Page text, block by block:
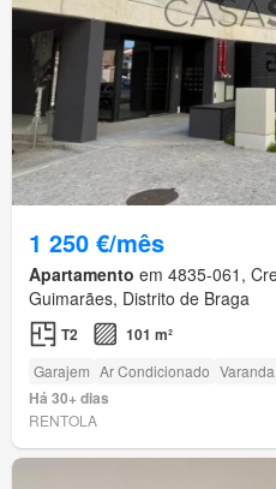
1 250 €/mês
Apartamento em 4835-061,
Guimarães, Distrito de Braga
T2 101 m²
Garajem Ar Condicionado Varanda
Há 30+ dias
RENTOLA